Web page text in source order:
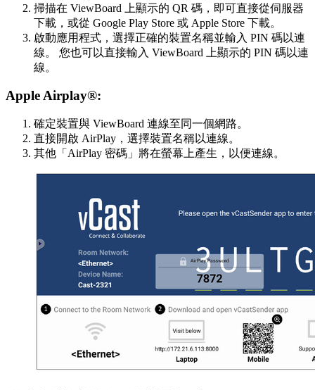
掃描在 ViewBoard 上顯示的 QR 碼，即可直接從伺服器
下載，或從 Google Play Store 或 Apple Store 下載。
啟動應用程式，選擇正確的裝置名稱並輸入 PIN 碼以連
線。 您也可以直接輸入 ViewBoard 上顯示的 PIN 碼以連
線。
Apple Airplay®:
確定裝置與 ViewBoard 連線至同一個網路。
直接開啟 AirPlay，選擇裝置名稱以連線。
其他「AirPlay 密碼」將在螢幕上產生，以便連線。